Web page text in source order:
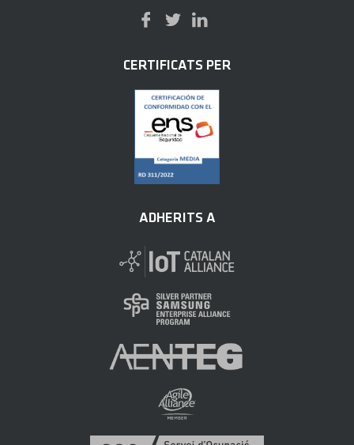
CERTIFICATS PER
ADHERITS A